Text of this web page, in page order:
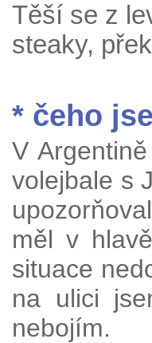
Těší se z
steaky,
* čeho
V
volejbale s
měl v
situace
na ulici
nebojím.